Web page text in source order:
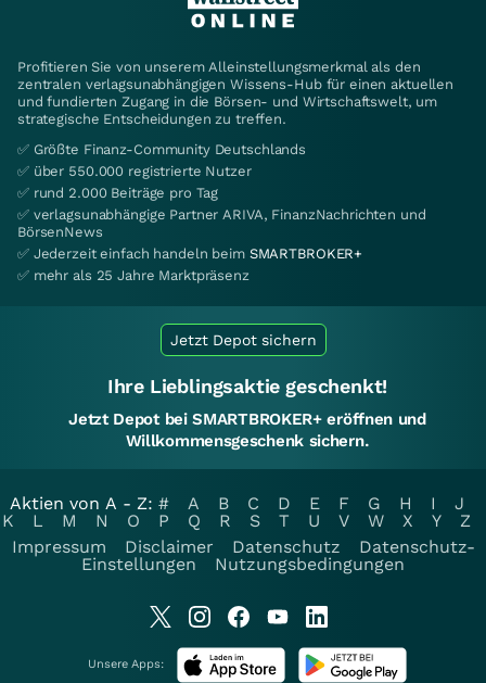
Profitieren Sie von unserem Alleinstellungsmerkmal als den
zentralen verlagsunabhängigen Wissens-Hub für einen aktuellen
und fundierten Zugang in die Börsen- und Wirtschaftswelt, um
strategische Entscheidungen zu treffen.
✅ Größte Finanz-Community Deutschlands
✅ über 550.000 registrierte Nutzer
✅ rund 2.000 Beiträge pro Tag
✅ verlagsunabhängige Partner ARIVA, FinanzNachrichten und
BörsenNews
✅ Jederzeit einfach handeln beim SMARTBROKER+
✅ mehr als 25 Jahre Marktpräsenz
Jetzt Depot sichern
Ihre Lieblingsaktie geschenkt!
Jetzt Depot bei SMARTBROKER+ eröffnen und
Willkommensgeschenk sichern.
Aktien von A - Z: # A B C D E F G H I
J
K
L M N O P Q R S T U V W X Y
Z
Impressum
Disclaimer Datenschutz
Datenschutz-
Einstellungen
Nutzungsbedingungen
Unsere Apps: